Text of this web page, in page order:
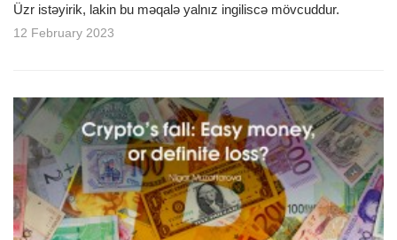
Üzr istəyirik, lakin bu məqalə yalnız ingiliscə mövcuddur.
12 February 2023